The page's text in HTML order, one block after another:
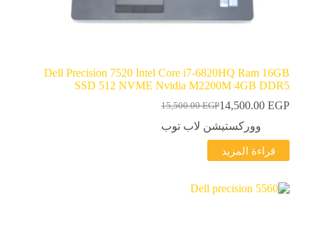
Dell Precision 7520 Intel Core i7-6820HQ Ram 16GB
SSD 512 NVME Nvidia M2200M 4GB DDR5
15,500.00EGP
السعر
الأصلي
هو:
15,500.00 EGP.
14,500.00 EGP
السعر
الحالي
هو:
14,500.00 EGP.
ووركستيشن لاب توب
قراءة المزيد